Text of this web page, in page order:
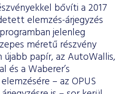
bővíti a 2017
elemzés-árjegyzés
jelenleg
méretű részvény
papír, az AutoWallis,
és a Waberer’s
– az OPUS